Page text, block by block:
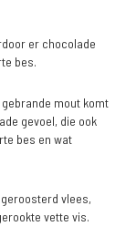
er chocolade
bes.
mout komt
gevoel, die ook
bes en wat
vlees,
vette vis.